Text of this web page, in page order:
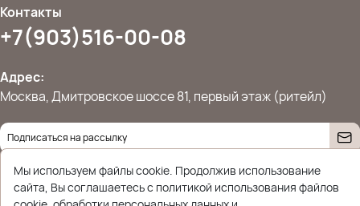
Контакты
+7(903)516-00-08
Адрес:
Москва, Дмитровское шоссе 81, первый этаж (ритейл)
© 2026 Ettoplus.ru — Все права защищены.
Политика конфиденциальности
Мы используем файлы cookie. Продолжив использование
сайта, Вы соглашаетесь с политикой использования файлов